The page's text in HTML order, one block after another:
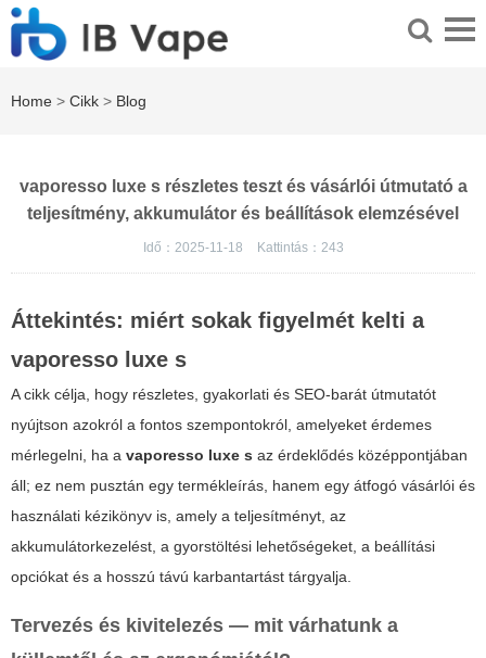
Home > Cikk > Blog
vaporesso luxe s részletes teszt és vásárlói útmutató a
teljesítmény, akkumulátor és beállítások elemzésével
Idő：2025-11-18 Kattintás： 243
Áttekintés: miért sokak figyelmét kelti a
vaporesso luxe s
A cikk célja, hogy részletes, gyakorlati és SEO-barát útmutatót
nyújtson azokról a fontos szempontokról, amelyeket érdemes
mérlegelni, ha a vaporesso luxe s az érdeklődés középpontjában
áll; ez nem pusztán egy termékleírás, hanem egy átfogó vásárlói és
használati kézikönyv is, amely a teljesítményt, az
akkumulátorkezelést, a gyorstöltési lehetőségeket, a beállítási
opciókat és a hosszú távú karbantartást tárgyalja.
Tervezés és kivitelezés — mit várhatunk a